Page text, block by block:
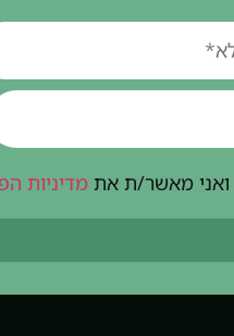
ואני מאשר/ת את מדיניות